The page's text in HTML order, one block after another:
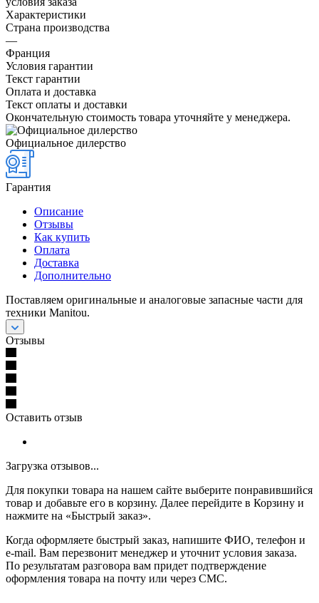
Характеристики
Страна производства
—
Франция
Условия гарантии
Текст гарантии
Оплата и доставка
Текст оплаты и доставки
Окончательную стоимость товара уточняйте у менеджера.
Официальное дилерство
Гарантия
Описание
Отзывы
Как купить
Оплата
Доставка
Дополнительно
Поставляем оригинальные и аналоговые запасные части для
техники Manitou.
Отзывы
Оставить отзыв
Загрузка отзывов...
Для покупки товара на нашем сайте выберите понравившийся
товар и добавьте его в корзину. Далее перейдите в Корзину и
нажмите на «Быстрый заказ».
Когда оформляете быстрый заказ, напишите ФИО, телефон и
e-mail. Вам перезвонит менеджер и уточнит условия заказа.
По результатам разговора вам придет подтверждение
оформления товара на почту или через СМС.